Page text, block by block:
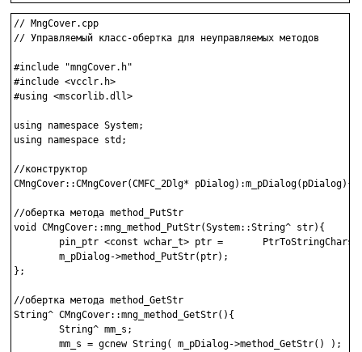
// MngCover.cpp
// Управляемый класс-обертка для неуправляемых методов
#include "mngCover.h"
#include <vcclr.h>
#using <mscorlib.dll>
using namespace System;
using namespace std;
//конструктор
CMngCover::CMngCover(CMFC_2Dlg*
//обертка метода method_PutStr
void CMngCover::mng_method_PutStr(System::String^ str){
pin_ptr <const wchar_t> ptr =
m_pDialog->method_PutStr(ptr);
};
//обертка метода method_GetStr
String^ CMngCover::mng_method_GetStr(){
String^ mm_s;
mm_s = gcnew String( m_pDialog->method_GetStr() );